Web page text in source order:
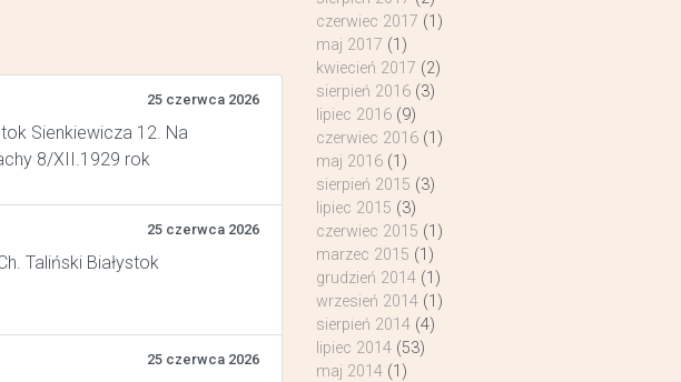
25 czerwca 2026
Sienkiewicza 12. Na
8/XII.1929 rok
25 czerwca 2026
Taliński Białystok
25 czerwca 2026
czerwiec 2017 (1)
maj 2017 (1)
kwiecień 2017 (2)
sierpień 2016(3)
lipiec 2016(9)
czerwiec 2016(1)
maj 2016(1)
sierpień 2015 (3)
lipiec 2015 (3)
czerwiec 2015 (1)
marzec 2015 (1)
grudzień 2014(1)
wrzesień 2014(1)
sierpień 2014(4)
lipiec 2014(53)
maj 2014(1)